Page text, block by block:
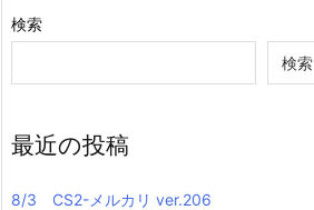
検索
検索
最近の投稿
8/3 CS2-メルカリ ver.206